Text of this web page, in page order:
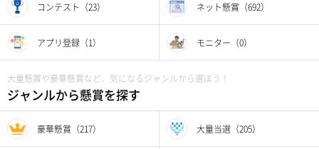
コンテスト（23） ネット懸賞（692）
アプリ登録（1） モニター（0）
大量懸賞や豪華懸賞など、気になるジャンルから選ぼう！
ジャンルから懸賞を探す
豪華懸賞（217） 大量当選（205）